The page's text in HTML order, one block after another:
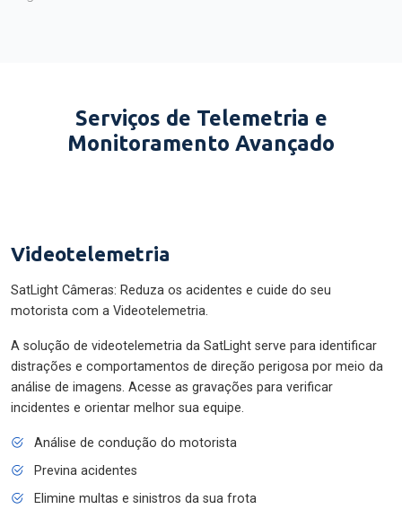
Serviços de Telemetria e
Monitoramento Avançado
Videotelemetria
SatLight Câmeras: Reduza os acidentes e cuide do seu
motorista com a Videotelemetria.
A solução de videotelemetria da SatLight serve para identificar
distrações e comportamentos de direção perigosa por meio da
análise de imagens. Acesse as gravações para verificar
incidentes e orientar melhor sua equipe.
Análise de condução do motorista
Previna acidentes
Elimine multas e sinistros da sua frota